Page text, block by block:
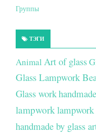
Группы
ТЭГИ
Animal Art of glass
Glass Lampwork
Glass work
lampworklampwork
handmade by glass